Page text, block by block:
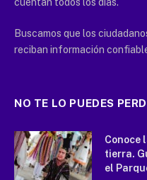
Buscamos que los
reciban información
NO TE LO PUEDES
Conoce
tierra.
el